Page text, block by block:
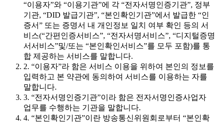
“이용자”와 “이용기관”에 각 “전자서명인증기관”, 정부
기관, “DID 발급기관”, “본인확인기관”에서 발급한 “인
증서” 또는 증명서 내 개인정보 일치 여부 확인 등의 서
비스(“간편인증서비스”, “전자서명서비스”, “디지털증명
서서비스”및/또는 “본인확인서비스”를 모두 포함)를 통
합 제공하는 서비스를 말합니다.
2. “이용자”라 함은 서비스 이용을 위하여 본인의 정보를
입력하고 본 약관에 동의하여 서비스를 이용하는 자를
말합니다.
3. “전자서명인증기관”이라 함은 전자서명인증사업자
업무를 수행하는 기관을 말합니다.
4. “본인확인기관”이란 방송통신위원회로부터 “본인확